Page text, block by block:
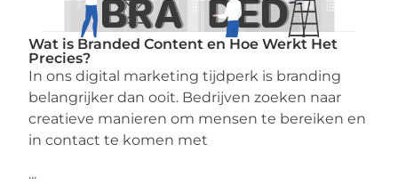
Wat is Branded Content en Hoe Werkt Het
Precies?
In ons digital marketing tijdperk is branding
belangrijker dan ooit. Bedrijven zoeken naar
creatieve manieren om mensen te bereiken en
in contact te komen met
...